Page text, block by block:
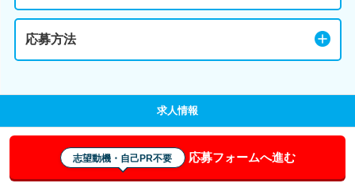
応募方法
求人情報
志望動機・自己PR不要 応募フォームへ進む